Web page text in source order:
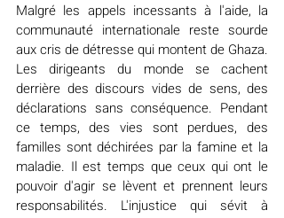
Malgré les appels incessants à l'aide, la
communauté internationale reste sourde
aux cris de détresse qui montent de Ghaza.
Les dirigeants du monde se cachent
derrière des discours vides de sens, des
déclarations sans conséquence. Pendant
ce temps, des vies sont perdues, des
familles sont déchirées par la famine et la
maladie. Il est temps que ceux qui ont le
pouvoir d'agir se lèvent et prennent leurs
responsabilités. L'injustice qui sévit à